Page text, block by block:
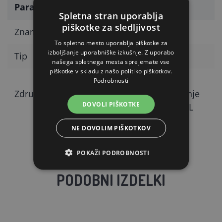
Parameter
Znamka KERBL
Tip Svetlobni senzor
Združljivost
avtomatsko
odpiranje/zapiranje
kokošnjaka KERBL
PODOBNI IZDELKI
Spletna stran uporablja
piškotke za sledljivost
To spletno mesto uporablja piškotke za
izboljšanje uporabniške izkušnje. Z uporabo
našega spletnega mesta sprejemate vse
piškotke v skladu z našo politiko piškotkov.
Podrobnosti
DOVOLI PIŠKOTKE
NE DOVOLIM PIŠKOTKOV
POKAŽI PODROBNOSTI